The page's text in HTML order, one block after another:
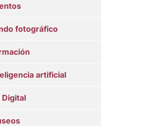
fotográfico
artificial
Digital